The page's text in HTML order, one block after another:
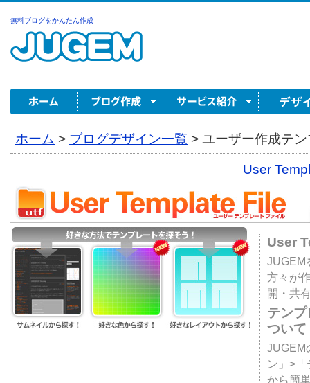
無料ブログをかんたん作成
ホーム > ブログデザイン一覧 > ユーザー作成テ
User
User
JUGEM
方々が
開・共
テン
ついて
JUGEM
ン」>
から簡